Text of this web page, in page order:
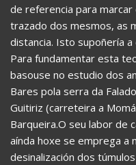
de referencia para
trazado dos mesmos, as
distancia. Isto supoñería
Para fundamentar esta
basouse no estudio dos
Bares pola serra da
Guitiriz (carreteira a
Barqueira.O seu labor de
aínda hoxe se emprega a
desinalización dos